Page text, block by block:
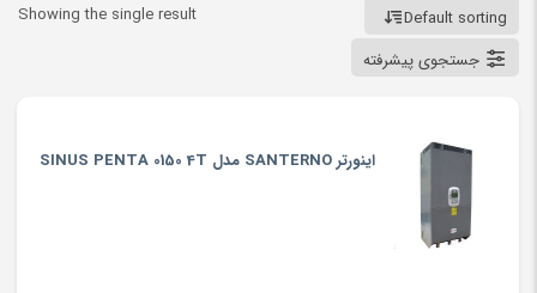
Showing the single result
Default sorting
جستجوی پیشرفته
اینورتر SANTERNO مدل SINUS PENTA 0150 4T